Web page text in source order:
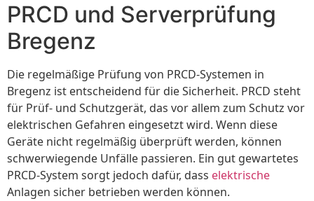
PRCD und Serverprüfung
Bregenz
Die regelmäßige Prüfung von PRCD-Systemen in
Bregenz ist entscheidend für die Sicherheit. PRCD steht
für Prüf- und Schutzgerät, das vor allem zum Schutz vor
elektrischen Gefahren eingesetzt wird. Wenn diese
Geräte nicht regelmäßig überprüft werden, können
schwerwiegende Unfälle passieren. Ein gut gewartetes
PRCD-System sorgt jedoch dafür, dass elektrische
Anlagen sicher betrieben werden können.